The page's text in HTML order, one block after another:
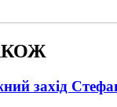
захід